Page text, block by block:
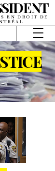
EN DROIT DE